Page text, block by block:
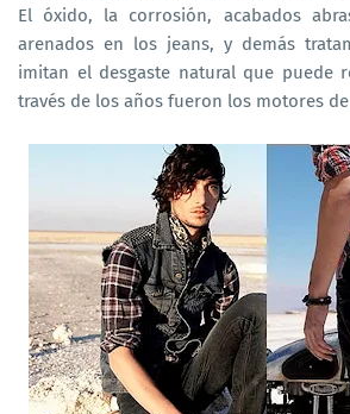
El óxido, la corrosión, acabados
arenados en los jeans, y demás
imitan el desgaste natural que puede
través de los años fueron los motores